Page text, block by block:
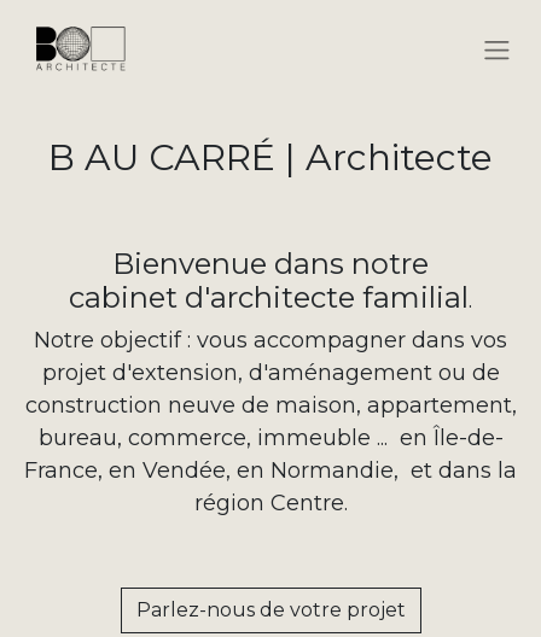
B AU CARRÉ | Architecte
Bienvenue dans notre
cabinet d'architecte familial.
Notre objectif : vous accompagner dans vos
projet d'extension, d'aménagement ou de
construction neuve de maison, appartement,
bureau, commerce, immeuble ... en Île-de-
France, en Vendée, en Normandie, et dans la
région Centre.
Parlez-nous de votre projet